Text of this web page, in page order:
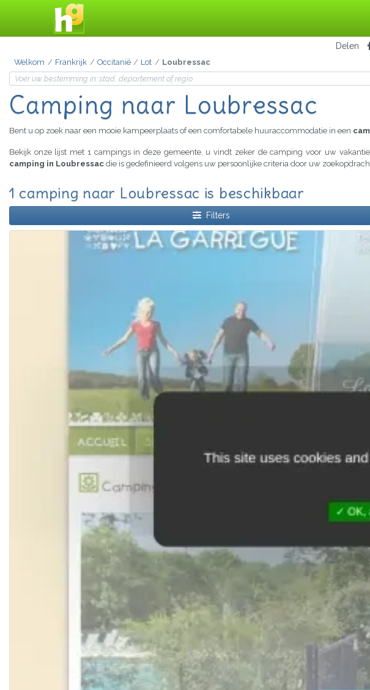
Delen
Welkom Frankrijk Occitanië Lot Loubressac
Camping naar Loubressac
Bent u op zoek naar een mooie kampeerplaats of een comfortabele huuraccommodatie in een
Bekijk onze lijst met 1 campings in deze gemeente, u vindt zeker de camping voor uw
camping in Loubressac die is gedefinieerd volgens uw persoonlijke criteria door uw
1 camping naar Loubressac is beschikbaar
Filters